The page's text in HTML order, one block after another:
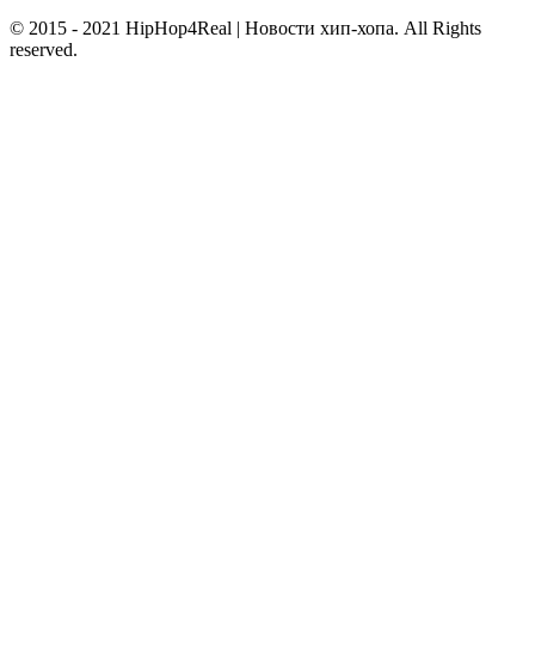
© 2015 - 2021 HipHop4Real | Новости хип-хопа. All Rights
reserved.